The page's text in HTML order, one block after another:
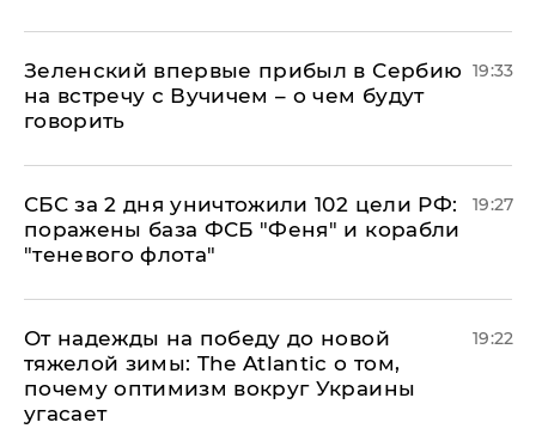
Зеленский впервые прибыл в Сербию
на встречу с Вучичем – о чем будут
говорить
19:33
СБС за 2 дня уничтожили 102 цели РФ:
поражены база ФСБ "Феня" и корабли
"теневого флота"
19:27
От надежды на победу до новой
тяжелой зимы: The Atlantic о том,
почему оптимизм вокруг Украины
угасает
19:22